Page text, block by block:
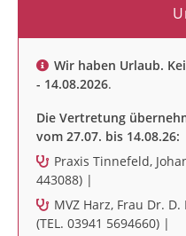
Wir haben Urlaub.
- 14.08.2026.
Die Vertretung
vom 27.07. bis 14.08.26:
Praxis Tinnefeld,
443088) |
MVZ Harz, Frau Dr.
(TEL. 03941 5694660) |